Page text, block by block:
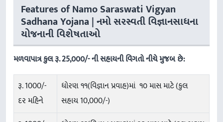
Features of Namo Saraswati Vigyan
Sadhana Yojana | નમો સરસ્વતી વિજ્ઞાનસાધના
યોજનાની વિશેષતાઓ
મળવાપાત્ર કુલ રૂ. 25,૦૦૦/- ની સહાયની વિગતો નીચે મુજબ છે:
રૂ. 1000/-
દર મહિને
ધોરણ ૧૧(વિજ્ઞાન પ્રવાહ)માં ૧૦ માસ માટે (કુલ
સહાય 10,000/-)